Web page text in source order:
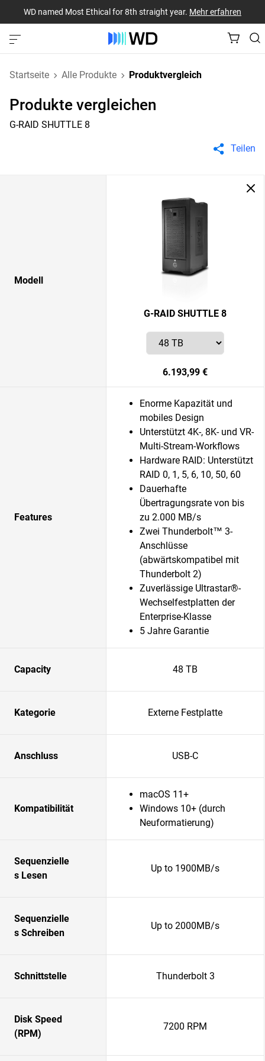
WD named Most Ethical for 8th straight year. Mehr erfahren
Startseite Alle Produkte Produktvergleich
Produkte vergleichen
G-RAID SHUTTLE 8
Teilen
Modell
G-RAID SHUTTLE 8
6.193,99 €
Features
Enorme Kapazität und
mobiles Design
Unterstützt 4K-, 8K- und VR-
Multi-Stream-Workflows
Hardware RAID: Unterstützt
RAID 0, 1, 5, 6, 10, 50, 60
Dauerhafte
Übertragungsrate von bis
zu 2.000 MB/s
Zwei Thunderbolt™ 3-
Anschlüsse
(abwärtskompatibel mit
Thunderbolt 2)
Zuverlässige Ultrastar®-
Wechselfestplatten der
Enterprise-Klasse
5 Jahre Garantie
Capacity 48 TB
Kategorie Externe Festplatte
Anschluss USB-C
Kompatibilität
macOS 11+
Windows 10+ (durch
Neuformatierung)
Sequenzielle
s Lesen
Up to 1900MB/s
Sequenzielle
s Schreiben
Up to 2000MB/s
Schnittstelle Thunderbolt 3
Disk Speed
(RPM)
7200 RPM